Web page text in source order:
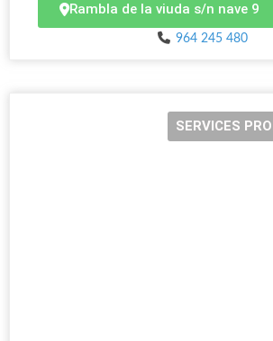
Rambla de la viuda s/n nave 9
964 245 480
SERVICES